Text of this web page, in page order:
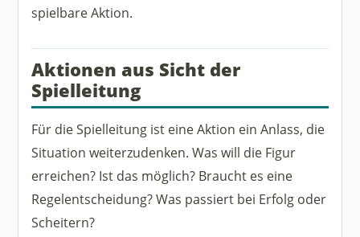
spielbare Aktion.
Aktionen aus Sicht der
Spielleitung
Für die Spielleitung ist eine Aktion ein Anlass, die
Situation weiterzudenken. Was will die Figur
erreichen? Ist das möglich? Braucht es eine
Regelentscheidung? Was passiert bei Erfolg oder
Scheitern?